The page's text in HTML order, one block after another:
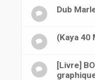
Dub
(Kaya 40
[Livre]